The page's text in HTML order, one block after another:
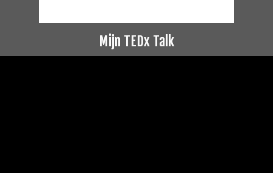
Mijn TEDx Talk